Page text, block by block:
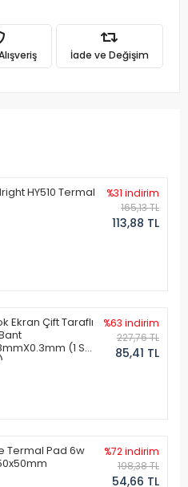
İade ve Değişim
HY510 Termal
%31 indirim
165,13 TL
113,88 TL
Ekran Çift Taraflı
(1 Set
%63 indirim
227,76 TL
85,41 TL
Termal Pad 6w
%72 indirim
198,38 TL
54,66 TL